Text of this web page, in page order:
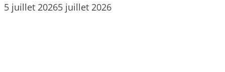
5 juillet 20265 juillet 2026